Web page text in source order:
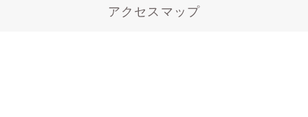
アクセスマップ